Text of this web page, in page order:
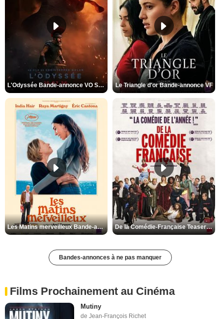
L'Odyssée Bande-annonce VO STFR Le Triangle d'or Bande-annonce VF
Les Matins merveilleux Bande-annonce VF De la Comédie-Française Teaser VF
Bandes-annonces à ne pas manquer
Films Prochainement au Cinéma
Mutiny
de Jean-François Richet